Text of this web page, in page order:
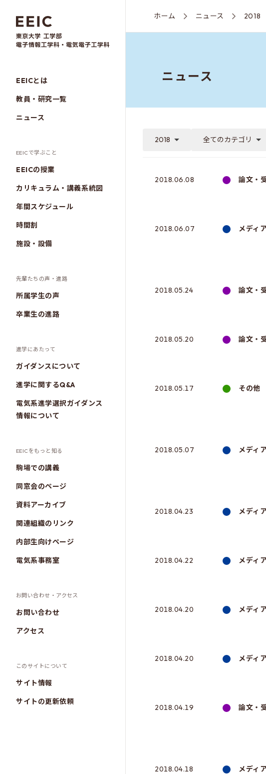
EEICとは
教員・研究一覧
ニュース
EEICで学ぶこと
EEICの授業
カリキュラム・講義系統図
年間スケジュール
時間割
施設・設備
先輩たちの声・進路
所属学生の声
卒業生の進路
進学にあたって
ガイダンスについて
進学に関するQ&A
電気系進学選択ガイダンス
情報について
EEICをもっと知る
駒場での講義
同窓会のページ
資料アーカイブ
関連組織のリンク
内部生向けページ
電気系事務室
お問い合わせ・アクセス
お問い合わせ
アクセス
このサイトについて
サイト情報
サイトの更新依頼
ホーム ニュース 2018
ニュース
2018 全てのカテゴリ
論文・
2018.06.08
メディ
2018.06.07
論文・
2018.05.24
論文・
2018.05.20
その他
2018.05.17
メディ
2018.05.07
メディ
2018.04.23
メディ
2018.04.22
メディ
2018.04.20
メディ
2018.04.20
論文・
2018.04.19
メディ
2018.04.18